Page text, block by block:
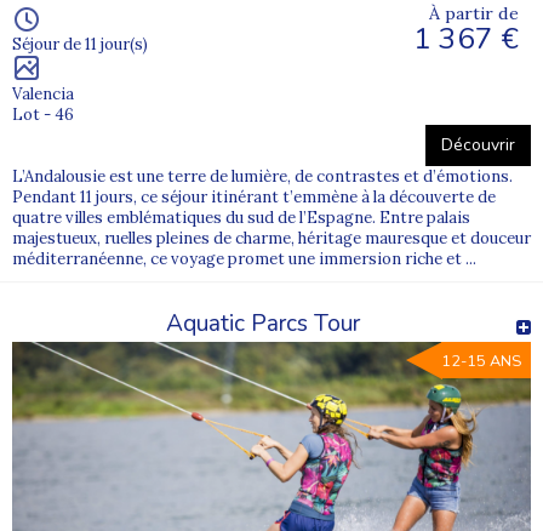
Séjour de 11 jour(s)
Valencia
Lot - 46
À partir de
1 367 €
Découvrir
L’Andalousie est une terre de lumière, de contrastes et d’émotions.
Pendant 11 jours, ce séjour itinérant t’emmène à la découverte de
quatre villes emblématiques du sud de l’Espagne. Entre palais
majestueux, ruelles pleines de charme, héritage mauresque et douceur
méditerranéenne, ce voyage promet une immersion riche et ...
Aquatic Parcs Tour
12-15 ANS